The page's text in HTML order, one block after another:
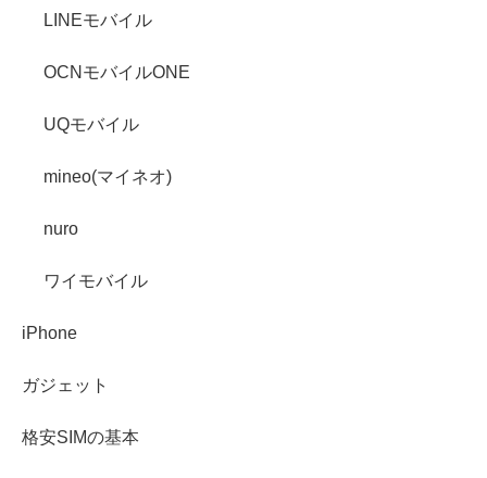
LINEモバイル
OCNモバイルONE
UQモバイル
mineo(マイネオ)
nuro
ワイモバイル
iPhone
ガジェット
格安SIMの基本